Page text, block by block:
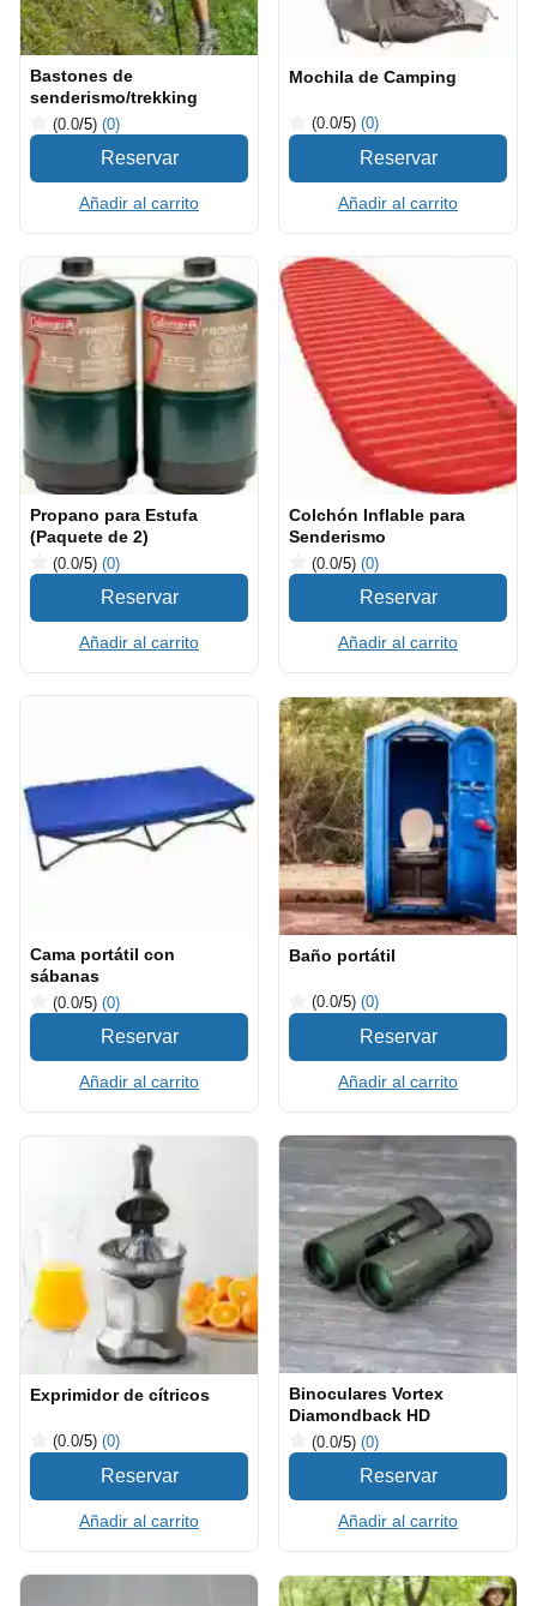
Bastones de
senderismo/trekking
(0.0/5) (0)
Añadir al carrito
Mochila de Camping
(0.0/5) (0)
Añadir al carrito
Propano para Estufa
(Paquete de 2)
(0.0/5) (0)
Añadir al carrito
Colchón Inflable para
Senderismo
(0.0/5) (0)
Añadir al carrito
Cama portátil con
sábanas
(0.0/5) (0)
Añadir al carrito
Baño portátil
(0.0/5) (0)
Añadir al carrito
Exprimidor de cítricos
(0.0/5) (0)
Añadir al carrito
Binoculares Vortex
Diamondback HD
(0.0/5) (0)
Añadir al carrito